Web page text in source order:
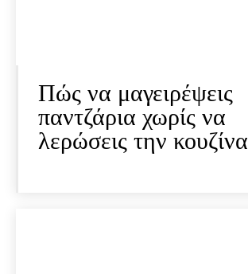
Πώς να μαγειρέψεις
παντζάρια χωρίς να
λερώσεις την κουζίνα